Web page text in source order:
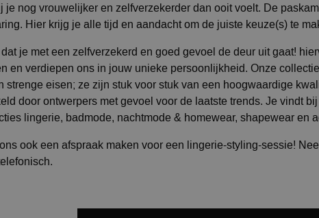
je nog vrouwelijker en zelfverzekerder dan ooit voelt. De
Hier krijg je alle tijd en aandacht om de juiste keuze(s) te
je met een zelfverzekerd en goed gevoel de deur uit gaat!
en verdiepen ons in jouw unieke persoonlijkheid. Onze
strenge eisen; ze zijn stuk voor stuk van een hoogwaardige
door ontwerpers met gevoel voor de laatste trends. Je vindt
lingerie, badmode, nachtmode & homewear, shapewear en
ook een afspraak maken voor een lingerie-styling-sessie!